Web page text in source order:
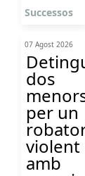
Successos
07 Agost 2026
dos
per un
violent
amb